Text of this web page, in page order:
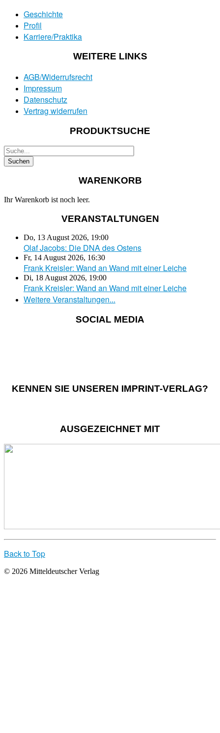
Geschichte
Profil
Karriere/Praktika
WEITERE LINKS
AGB/Widerrufsrecht
Impressum
Datenschutz
Vertrag widerrufen
PRODUKTSUCHE
WARENKORB
Ihr Warenkorb ist noch leer.
VERANSTALTUNGEN
Do, 13 August 2026, 19:00
Olaf Jacobs: Die DNA des Ostens
Fr, 14 August 2026, 16:30
Frank Kreisler: Wand an Wand mit einer Leiche
Di, 18 August 2026, 19:00
Frank Kreisler: Wand an Wand mit einer Leiche
Weitere Veranstaltungen...
SOCIAL MEDIA
KENNEN SIE UNSEREN IMPRINT-VERLAG?
AUSGEZEICHNET MIT
Back to Top
© 2026 Mitteldeutscher Verlag